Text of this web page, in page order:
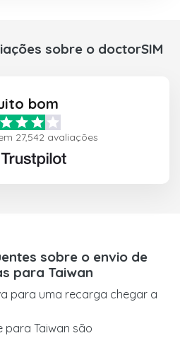
sobre o doctorSIM
bom
27,542 avaliações
sobre o envio de
para Taiwan
para uma recarga chegar a
para Taiwan são